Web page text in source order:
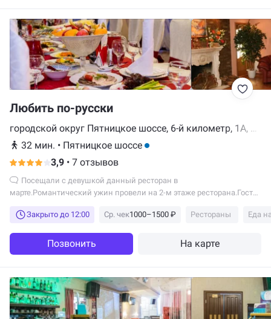
Любить по-русски
городской округ Пятницкое шоссе, 6-й километр, 1А, 6
этаж, Красногорск
32 мин. • Пятницкое шоссе
3,9 • 7 отзывов
марте.Романтический ужин провели на 2-м этаже ресторана.Гостей
Закрыто до 12:00
Ср. чек1000–1500 ₽ Рестораны Еда
Позвонить На карте